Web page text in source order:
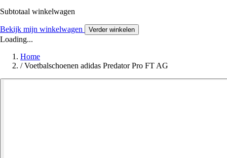
Subtotaal winkelwagen
Bekijk mijn winkelwagen Verder winkelen
Loading...
Home
/ Voetbalschoenen adidas Predator Pro FT AG